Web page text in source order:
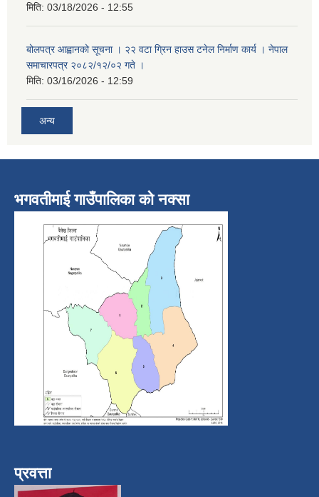
मिति: 03/18/2026 - 12:55
बोलपत्र आह्वानको सूचना । २२ वटा ग्रिन हाउस टनेल निर्माण कार्य । नेपाल
समाचारपत्र २०८२/१२/०२ गते ।
मिति: 03/16/2026 - 12:59
अन्य
भगवतीमाई गाउँपालिका को नक्सा
प्रवत्ता